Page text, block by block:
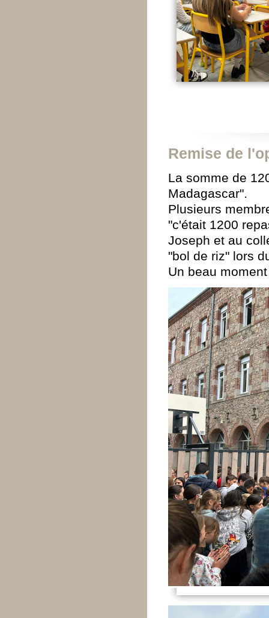
Remise de
La somme de
Madagascar".
Plusieurs
"c'était 1200
Joseph et au
"bol de riz" lors
Un beau